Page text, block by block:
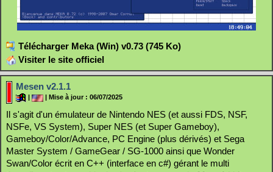
Télécharger Meka (Win) v0.73 (745 Ko)
Visiter le site officiel
Mesen v2.1.1
| Mise à jour : 06/07/2025
Il s'agit d'un émulateur de Nintendo NES (et aussi FDS, NSF,
NSFe, VS System), Super NES (et Super Gameboy),
Gameboy/Color/Advance, PC Engine (plus dérivés) et Sega
Master System / GameGear / SG-1000 ainsi que Wonder
Swan/Color écrit en C++ (interface en c#) gérant le multi